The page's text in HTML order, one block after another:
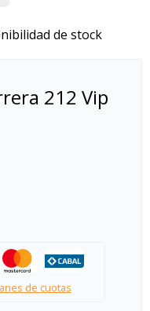
de stock
212 Vip
de cuotas